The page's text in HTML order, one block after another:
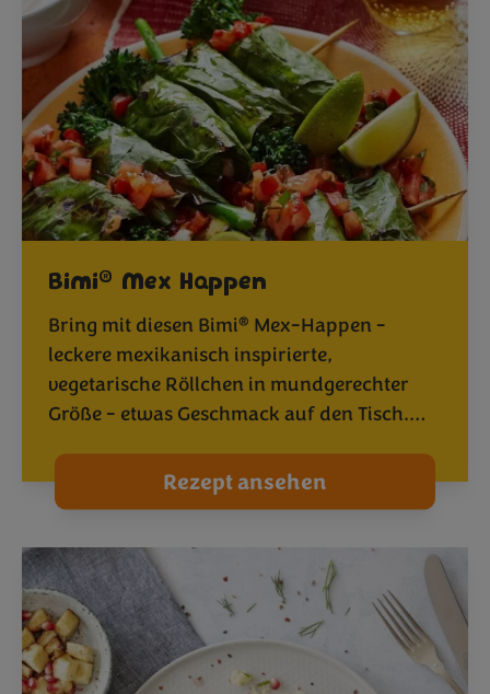
Bimi® Mex Happen
Bring mit diesen Bimi® Mex-Happen -
leckere mexikanisch inspirierte,
vegetarische Röllchen in mundgerechter
Größe - etwas Geschmack auf den Tisch.…
Rezept ansehen